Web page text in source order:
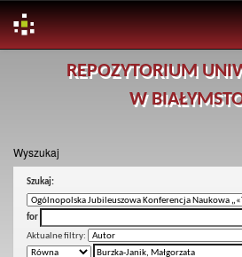
REPOZYTORIUM
W
Wyszukaj
Szukaj:
for
Aktualne filtry: